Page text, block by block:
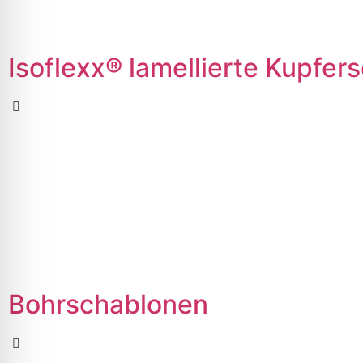
Isoflexx® lamellierte
Bohrschablonen